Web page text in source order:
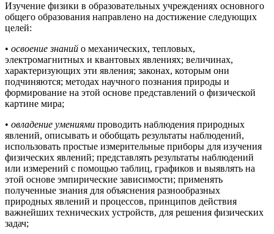
Изучение физики в образовательных учреждениях основного
общего образования направлено на достижение следующих
целей:
• освоение знаний о механических, тепловых,
электромагнитных и квантовых явлениях; величинах,
характеризующих эти явления; законах, которым они
подчиняются; методах научного познания природы и
формирование на этой основе представлений о физической
картине мира;
• овладение умениями проводить наблюдения природных
явлений, описывать и обобщать результаты наблюдений,
использовать простые измерительные приборы для изучения
физических явлений; представлять результаты наблюдений
или измерений с помощью таблиц, графиков и выявлять на
этой основе эмпирические зависимости; применять
полученные знания для объяснения разнообразных
природных явлений и процессов, принципов действия
важнейших технических устройств, для решения физических
задач;